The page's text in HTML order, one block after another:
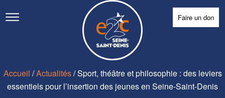
Faire un don
Accueil /Actualités/Sport, théâtre et philosophie : des leviers
essentiels pour l’insertion des jeunes en Seine-Saint-Denis